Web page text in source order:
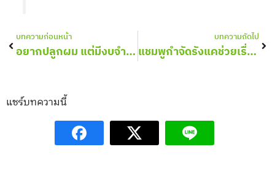
Prev
บทความก่อนหน้า
อยากปลูกผม แต่มีงบจำกัด ขอลดจำนวนกราฟท์ลงได้หรือไม่?
บทความถัดไป
แชมพูกำจัดรังแคช่วยเรื่องผมร่วงหรือไม่
แชร์บทความนี้